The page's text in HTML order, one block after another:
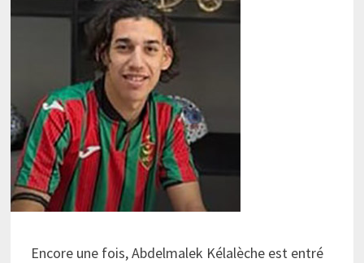
Encore une fois, Abdelmalek Kélalèche est entré